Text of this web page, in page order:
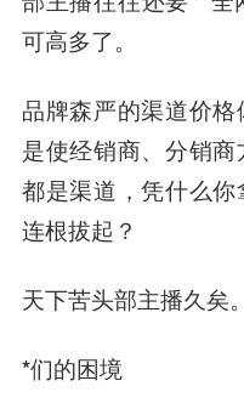
可高多了。
品牌森严的渠道价
是使经销商、分销商
都是渠道，凭什么
连根拔起？
天下苦头部主播久矣。
*们的困境